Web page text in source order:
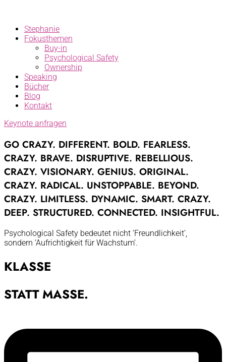
Stephanie
Fokusthemen
Buy-in
Psychological Safety
Ownership
Speaking
Bücher
Blog
Kontakt
Keynote anfragen
GO CRAZY. DIFFERENT. BOLD. FEARLESS.
CRAZY. BRAVE. DISRUPTIVE. REBELLIOUS.
CRAZY. VISIONARY. GENIUS. ORIGINAL.
CRAZY. RADICAL. UNSTOPPABLE. BEYOND.
CRAZY. LIMITLESS. DYNAMIC. SMART. CRAZY.
DEEP. STRUCTURED. CONNECTED. INSIGHTFUL.
Psychological Safety bedeutet nicht ‘Freundlichkeit’,
sondern ‘Aufrichtigkeit für Wachstum’.
KLASSE
STATT MASSE.